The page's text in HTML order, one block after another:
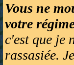
Vous ne
votre
c'est que je
rassasiée.